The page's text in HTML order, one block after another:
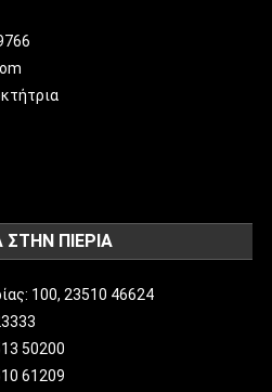
ΠΙΕΡΙΑ
100, 23510 46624
50200
61209